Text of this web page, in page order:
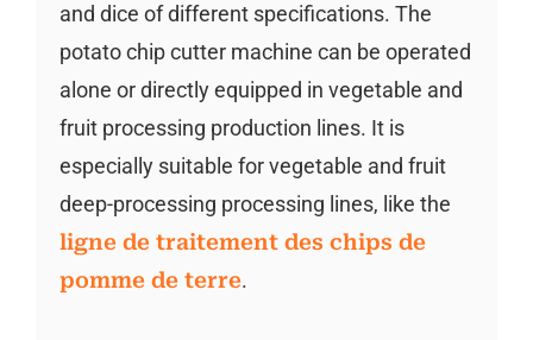
and dice of different specifications. The
potato chip cutter machine can be operated
alone or directly equipped in vegetable and
fruit processing production lines. It is
especially suitable for vegetable and fruit
deep-processing processing lines, like the
ligne de traitement des chips de
pomme de terre.